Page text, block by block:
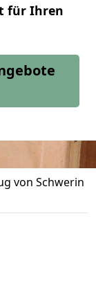
für Ihren
von Schwerin